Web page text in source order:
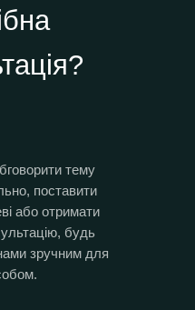
тему
поставити
або отримати
будь
зручним для